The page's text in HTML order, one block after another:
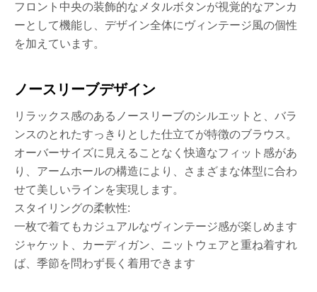
フロント中央の装飾的なメタルボタンが視覚的なアンカ
ーとして機能し、デザイン全体にヴィンテージ風の個性
を加えています。
ノースリーブデザイン
リラックス感のあるノースリーブのシルエットと、バラ
ンスのとれたすっきりとした仕立てが特徴のブラウス。
オーバーサイズに見えることなく快適なフィット感があ
り、アームホールの構造により、さまざまな体型に合わ
せて美しいラインを実現します。
スタイリングの柔軟性:
一枚で着てもカジュアルなヴィンテージ感が楽しめます
ジャケット、カーディガン、ニットウェアと重ね着すれ
ば、季節を問わず長く着用できます